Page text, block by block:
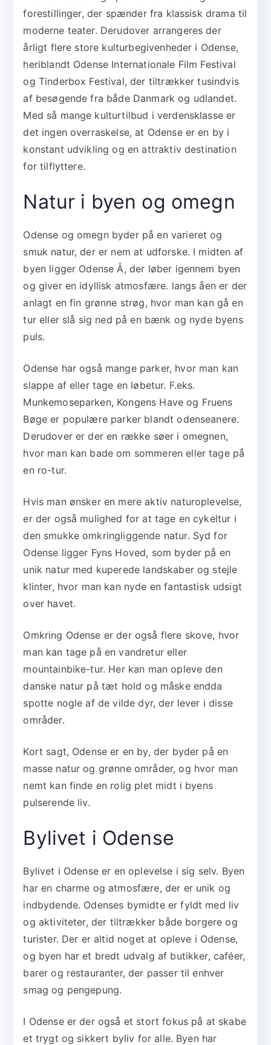
forestillinger, der spænder fra klassisk drama til
moderne teater. Derudover arrangeres der
årligt flere store kulturbegivenheder i Odense,
heriblandt Odense Internationale Film Festival
og Tinderbox Festival, der tiltrækker tusindvis
af besøgende fra både Danmark og udlandet.
Med så mange kulturtilbud i verdensklasse er
det ingen overraskelse, at Odense er en by i
konstant udvikling og en attraktiv destination
for tilflyttere.
Natur i byen og omegn
Odense og omegn byder på en varieret og
smuk natur, der er nem at udforske. I midten af
byen ligger Odense Å, der løber igennem byen
og giver en idyllisk atmosfære. langs åen er der
anlagt en fin grønne strøg, hvor man kan gå en
tur eller slå sig ned på en bænk og nyde byens
puls.
Odense har også mange parker, hvor man kan
slappe af eller tage en løbetur. F.eks.
Munkemoseparken, Kongens Have og Fruens
Bøge er populære parker blandt odenseanere.
Derudover er der en række søer i omegnen,
hvor man kan bade om sommeren eller tage på
en ro-tur.
Hvis man ønsker en mere aktiv naturoplevelse,
er der også mulighed for at tage en cykeltur i
den smukke omkringliggende natur. Syd for
Odense ligger Fyns Hoved, som byder på en
unik natur med kuperede landskaber og stejle
klinter, hvor man kan nyde en fantastisk udsigt
over havet.
Omkring Odense er der også flere skove, hvor
man kan tage på en vandretur eller
mountainbike-tur. Her kan man opleve den
danske natur på tæt hold og måske endda
spotte nogle af de vilde dyr, der lever i disse
områder.
Kort sagt, Odense er en by, der byder på en
masse natur og grønne områder, og hvor man
nemt kan finde en rolig plet midt i byens
pulserende liv.
Bylivet i Odense
Bylivet i Odense er en oplevelse i sig selv. Byen
har en charme og atmosfære, der er unik og
indbydende. Odenses bymidte er fyldt med liv
og aktiviteter, der tiltrækker både borgere og
turister. Der er altid noget at opleve i Odense,
og byen har et bredt udvalg af butikker, caféer,
barer og restauranter, der passer til enhver
smag og pengepung.
I Odense er der også et stort fokus på at skabe
et trygt og sikkert byliv for alle. Byen har